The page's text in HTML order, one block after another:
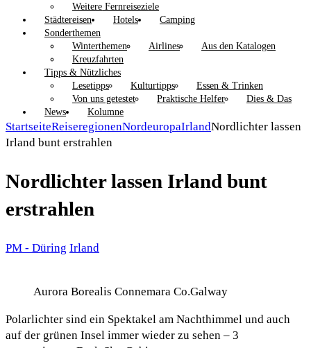
Weitere Fernreiseziele
Städtereisen
Hotels
Camping
Sonderthemen
Winterthemen
Airlines
Aus den Katalogen
Kreuzfahrten
Tipps & Nützliches
Lesetipps
Kulturtipps
Essen & Trinken
Von uns getestet
Praktische Helfer
Dies & Das
News
Kolumne
StartseiteReiseregionenNordeuropaIrlandNordlichter lassen
Irland bunt erstrahlen
Nordlichter lassen Irland bunt
erstrahlen
PM - Düring Irland
Aurora Borealis Connemara Co.Galway
Polarlichter sind ein Spektakel am Nachthimmel und auch
auf der grünen Insel immer wieder zu sehen – 3